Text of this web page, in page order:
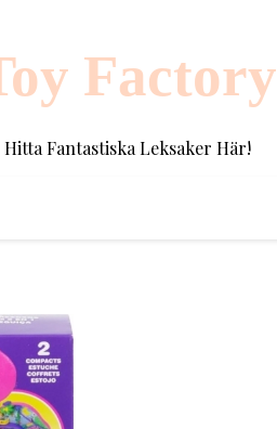
Factory
Hitta Fantastiska Leksaker Här!